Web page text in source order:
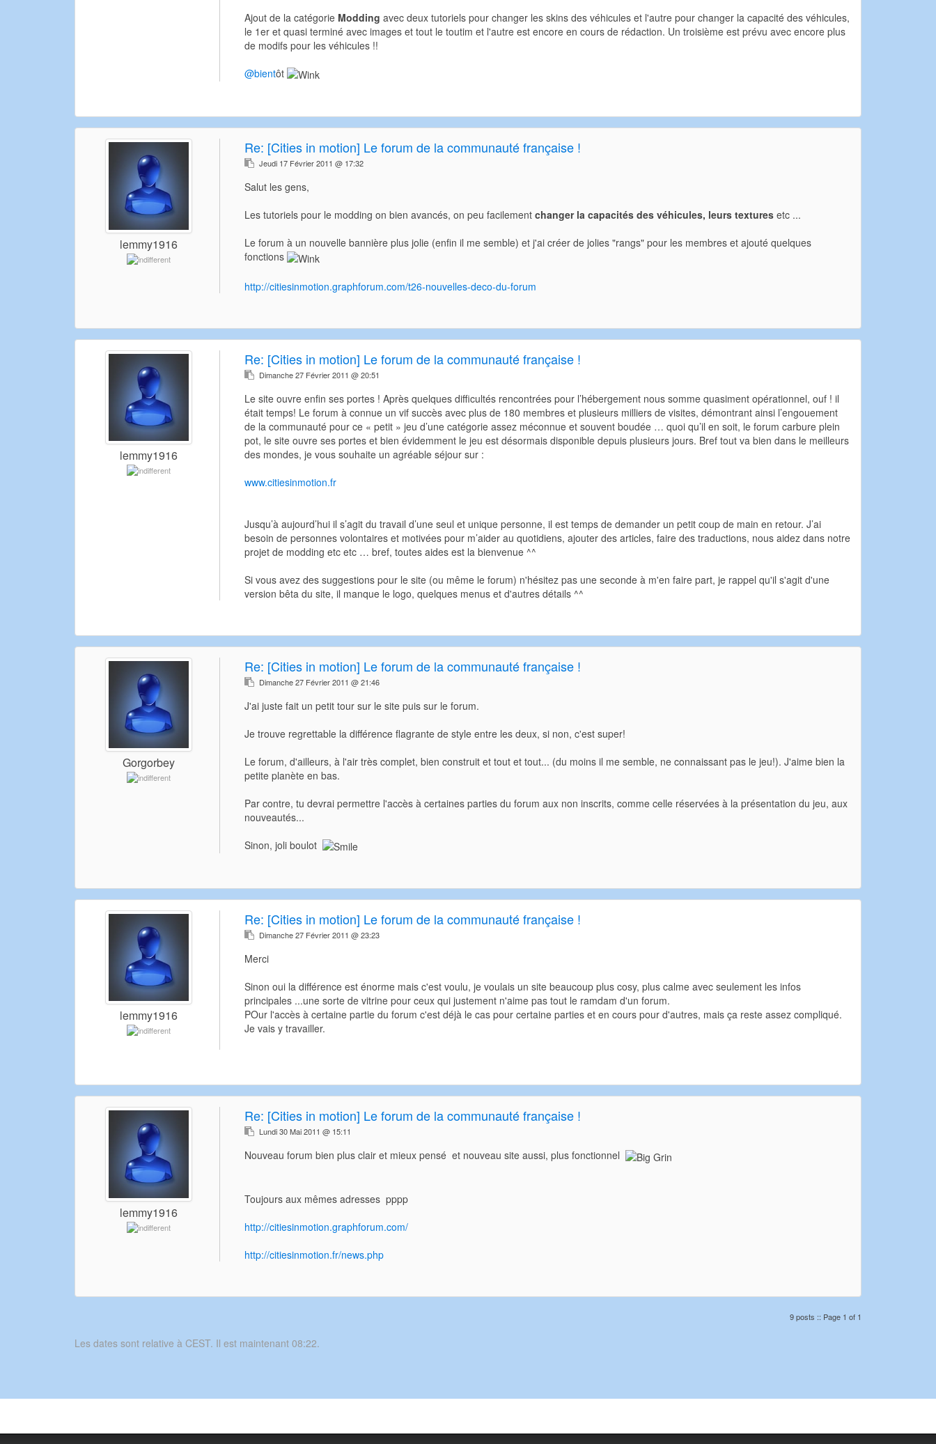
Ajout de la catégorie Modding avec deux tutoriels pour changer les skins des véhicules et l'autre pour changer la capacité des véhicules,
le 1er et quasi terminé avec images et tout le toutim et l'autre est encore en cours de rédaction. Un troisième est prévu avec encore plus
de modifs pour les véhicules !!
@bientôt
lemmy1916
Re: [Cities in motion] Le forum de la communauté française !
Jeudi 17 Février 2011 @ 17:32
Salut les gens,
Les tutoriels pour le modding on bien avancés, on peu facilement changer la capacités des véhicules, leurs texturesetc ...
Le forum à un nouvelle bannière plus jolie (enfin il me semble) et j'ai créer de jolies "rangs" pour les membres et ajouté quelques
fonctions
http://citiesinmotion.graphforum.com/t26-nouvelles-deco-du-forum
lemmy1916
Re: [Cities in motion] Le forum de la communauté française !
Dimanche 27 Février 2011 @ 20:51
Le site ouvre enfin ses portes ! Après quelques difficultés rencontrées pour l’hébergement nous somme quasiment opérationnel, ouf ! il
était temps! Le forum à connue un vif succès avec plus de 180 membres et plusieurs milliers de visites, démontrant ainsi l’engouement
de la communauté pour ce « petit » jeu d’une catégorie assez méconnue et souvent boudée … quoi qu’il en soit, le forum carbure plein
pot, le site ouvre ses portes et bien évidemment le jeu est désormais disponible depuis plusieurs jours. Bref tout va bien dans le meilleurs
des mondes, je vous souhaite un agréable séjour sur :
www.citiesinmotion.fr
Jusqu’à aujourd’hui il s’agit du travail d’une seul et unique personne, il est temps de demander un petit coup de main en retour. J’ai
besoin de personnes volontaires et motivées pour m’aider au quotidiens, ajouter des articles, faire des traductions, nous aidez dans notre
projet de modding etc etc … bref, toutes aides est la bienvenue ^^
Si vous avez des suggestions pour le site (ou même le forum) n'hésitez pas une seconde à m'en faire part, je rappel qu'il s'agit d'une
version bêta du site, il manque le logo, quelques menus et d'autres détails ^^
Gorgorbey
Re: [Cities in motion] Le forum de la communauté française !
Dimanche 27 Février 2011 @ 21:46
J'ai juste fait un petit tour sur le site puis sur le forum.
Je trouve regrettable la différence flagrante de style entre les deux, si non, c'est super!
Le forum, d'ailleurs, à l'air très complet, bien construit et tout et tout... (du moins il me semble, ne connaissant pas le jeu!). J'aime bien la
petite planète en bas.
Par contre, tu devrai permettre l'accès à certaines parties du forum aux non inscrits, comme celle réservées à la présentation du jeu, aux
nouveautés...
Sinon, joli boulot
lemmy1916
Re: [Cities in motion] Le forum de la communauté française !
Dimanche 27 Février 2011 @ 23:23
Merci
Sinon oui la différence est énorme mais c'est voulu, je voulais un site beaucoup plus cosy, plus calme avec seulement les infos
principales ...une sorte de vitrine pour ceux qui justement n'aime pas tout le ramdam d'un forum.
POur l'accès à certaine partie du forum c'est déjà le cas pour certaine parties et en cours pour d'autres, mais ça reste assez compliqué.
Je vais y travailler.
lemmy1916
Re: [Cities in motion] Le forum de la communauté française !
Lundi 30 Mai 2011 @ 15:11
Nouveau forum bien plus clair et mieux pensé et nouveau site aussi, plus fonctionnel
Toujours aux mêmes adresses pppp
http://citiesinmotion.graphforum.com/
http://citiesinmotion.fr/news.php
9 posts :: Page 1 of 1
Les dates sont relative à CEST. Il est maintenant 08:22.